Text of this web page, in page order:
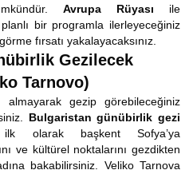
Avrupa Rüyası ile
bir programla ilerleyeceğiniz
fırsatı yakalayacaksınız.
Gezilecek
Tarnovo)
almayarak gezip görebileceğiniz
Bulgaristan günübirlik gezi
ilk olarak başkent Sofya’ya
ve kültürel noktalarını gezdikten
bakabilirsiniz. Veliko Tarnova